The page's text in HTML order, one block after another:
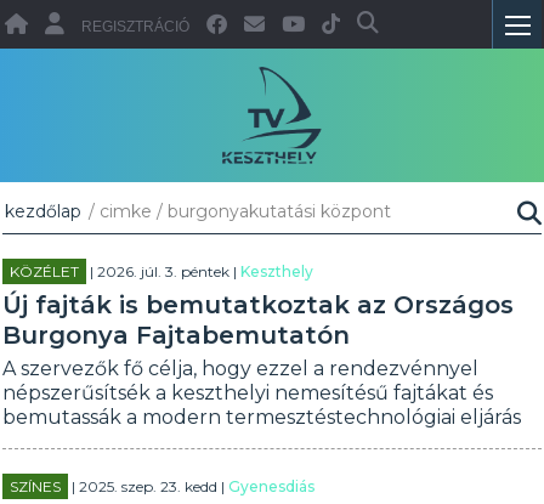
REGISZTRÁCIÓ
kezdőlap / cimke / burgonyakutatási központ
KÖZÉLET | 2026. júl. 3. péntek |Keszthely
Új fajták is bemutatkoztak az Országos
Burgonya Fajtabemutatón
A szervezők fő célja, hogy ezzel a rendezvénnyel
népszerűsítsék a keszthelyi nemesítésű fajtákat és
bemutassák a modern termesztéstechnológiai eljárás
SZÍNES | 2025. szep. 23. kedd |Gyenesdiás